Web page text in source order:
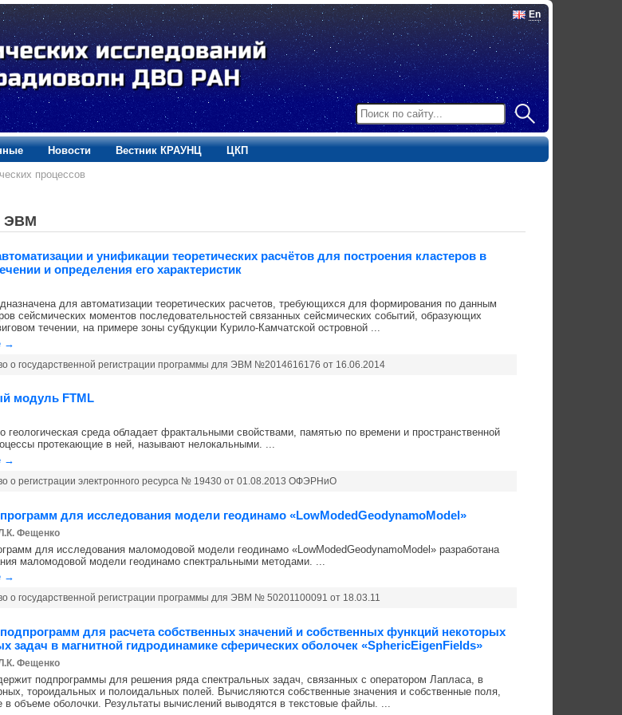
En
Новости Вестник КРАУНЦ
ЦКП
процессов
ЭВМ
и унификации теоретических расчётов для построения кластеров в
и определения его характеристик
для автоматизации теоретических расчетов, требующихся для формирования по данным
сейсмических моментов последовательностей связанных сейсмических событий, образующих
течении, на примере зоны субдукции Курило-Камчатской островной ...
→
о государственной регистрации программы для ЭВМ №2014616176 от 16.06.2014
модуль FTML
геологическая среда обладает фрактальными свойствами, памятью по времени и пространственной
протекающие в ней, называют нелокальными. ...
→
о регистрации электронного ресурса № 19430 от 01.08.2013 ОФЭРНиО
для исследования модели геодинамо «LowModedGeodynamoModel»
Фещенко
для исследования маломодовой модели геодинамо «LowModedGeodynamoModel» разработана
маломодовой модели геодинамо спектральными методами. ...
→
о государственной регистрации программы для ЭВМ № 50201100091 от 18.03.11
для расчета собственных значений и собственных функций некоторых
задач в магнитной гидродинамике сферических оболочек «SphericEigenFields»
Фещенко
подпрограммы для решения ряда спектральных задач, связанных с оператором Лапласа, в
тороидальных и полоидальных полей. Вычисляются собственные значения и собственные поля,
в объеме оболочки. Результаты вычислений выводятся в текстовые файлы. ...